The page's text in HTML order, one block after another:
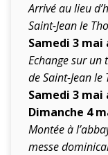
Arrivé au lieu
Saint-Jean le
Samedi 3
Echange sur un
de Saint-Jean le
Samedi 3
Dimanche 4
Montée à
messe